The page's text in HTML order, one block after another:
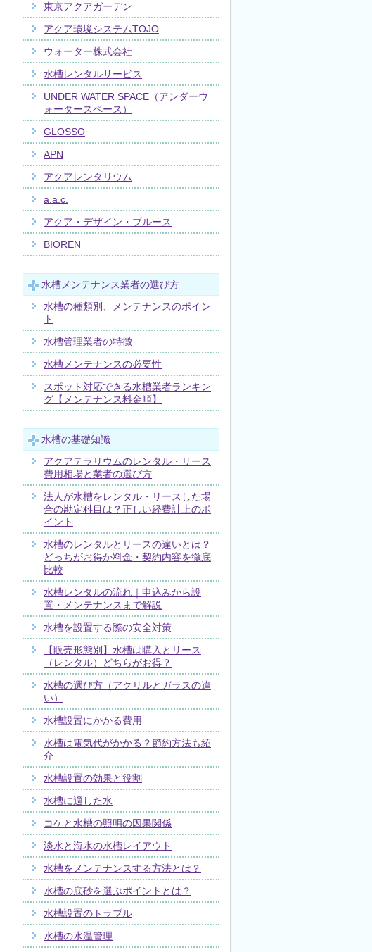
東京アクアガーデン
アクア環境システムTOJO
ウォーター株式会社
水槽レンタルサービス
UNDER WATER SPACE（アンダーウ
ォータースペース）
GLOSSO
APN
アクアレンタリウム
a.a.c.
アクア・デザイン・ブルース
BIOREN
水槽メンテナンス業者の選び方
水槽の種類別、メンテナンスのポイン
ト
水槽管理業者の特徴
水槽メンテナンスの必要性
スポット対応できる水槽業者ランキン
グ【メンテナンス料金順】
水槽の基礎知識
アクアテラリウムのレンタル・リース
費用相場と業者の選び方
法人が水槽をレンタル・リースした場
合の勘定科目は？正しい経費計上のポ
イント
水槽のレンタルとリースの違いとは？
どっちがお得か料金・契約内容を徹底
比較
水槽レンタルの流れ｜申込みから設
置・メンテナンスまで解説
水槽を設置する際の安全対策
【販売形態別】水槽は購入とリース
（レンタル）どちらがお得？
水槽の選び方（アクリルとガラスの違
い）
水槽設置にかかる費用
水槽は電気代がかかる？節約方法も紹
介
水槽設置の効果と役割
水槽に適した水
コケと水槽の照明の因果関係
淡水と海水の水槽レイアウト
水槽をメンテナンスする方法とは？
水槽の底砂を選ぶポイントとは？
水槽設置のトラブル
水槽の水温管理